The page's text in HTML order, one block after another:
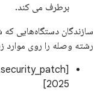
برطرف می کند.
سازندگان دستگاه‌هایی
رشته وصله را روی موارد
2025]